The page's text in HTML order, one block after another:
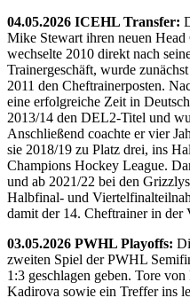
04.05.2026 ICEHL Transfer:
Mike Stewart ihren neuen
wechselte 2010 direkt nach
Trainergeschäft, wurde
2011 den Cheftrainerposten.
eine erfolgreiche Zeit in
2013/14 den DEL2-Titel und
Anschließend coachte er vier
sie 2018/19 zu Platz drei, ins
Champions Hockey League.
und ab 2021/22 bei den
Halbfinal- und
damit der 14. Cheftrainer in der
03.05.2026 PWHL Playoffs:
zweiten Spiel der PWHL
1:3 geschlagen geben. Tore
Kadirova sowie ein Treffer ins